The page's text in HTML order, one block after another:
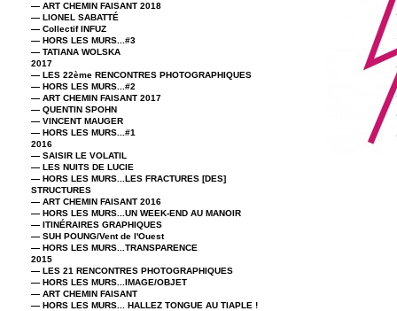
— ART CHEMIN FAISANT 2018
— LIONEL SABATTÉ
— Collectif INFUZ
— HORS LES MURS...#3
— TATIANA WOLSKA
2017
— LES 22ème RENCONTRES PHOTOGRAPHIQUES
— HORS LES MURS...#2
— ART CHEMIN FAISANT 2017
— QUENTIN SPOHN
— VINCENT MAUGER
— HORS LES MURS...#1
2016
— SAISIR LE VOLATIL
— LES NUITS DE LUCIE
— HORS LES MURS...LES FRACTURES [DES]
STRUCTURES
— ART CHEMIN FAISANT 2016
— HORS LES MURS...UN WEEK-END AU MANOIR
— ITINÉRAIRES GRAPHIQUES
— SUH POUNG/Vent de l'Ouest
— HORS LES MURS...TRANSPARENCE
2015
— LES 21 RENCONTRES PHOTOGRAPHIQUES
— HORS LES MURS...IMAGE/OBJET
— ART CHEMIN FAISANT
— HORS LES MURS... HALLEZ TONGUE AU TIAPLE !